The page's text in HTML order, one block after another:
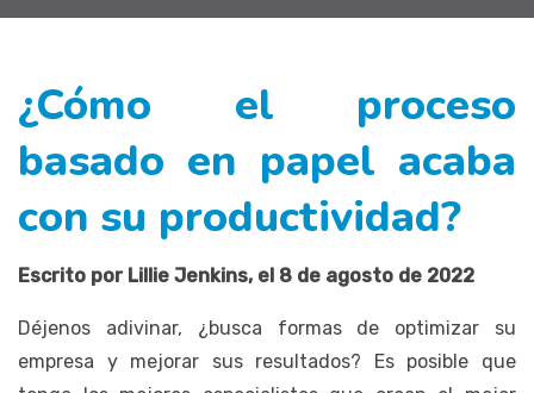
¿Cómo el proceso
basado en papel acaba
con su productividad?
Escrito por Lillie Jenkins, el 8 de agosto de 2022
Déjenos adivinar, ¿busca formas de optimizar su
empresa y mejorar sus resultados? Es posible que